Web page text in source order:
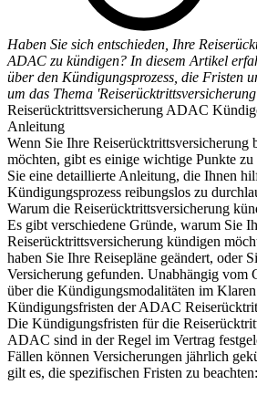
Haben Sie sich entschieden, Ihre
ADAC zu kündigen? In diesem Artikel
über den Kündigungsprozess, die Fristen
um das Thema
Reiserücktrittsversicherung ADAC
Anleitung
Wenn Sie Ihre
möchten, gibt es einige wichtige Punkte
Sie eine detaillierte Anleitung, die Ihnen
Kündigungsprozess reibungslos zu
Warum die Reiserücktrittsversicherung
Es gibt verschiedene Gründe, warum Sie
Reiserücktrittsversicherung kündigen
haben Sie Ihre Reisepläne geändert, oder
Versicherung gefunden. Unabhängig vom
über die Kündigungsmodalitäten im
Kündigungsfristen der ADAC
Die Kündigungsfristen für die
ADAC sind in der Regel im Vertrag
Fällen können Versicherungen jährlich
gilt es, die spezifischen Fristen zu beachten: